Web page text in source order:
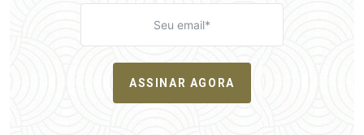
ASSINAR AGORA